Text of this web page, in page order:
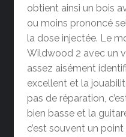
obtient ainsi un bois
ou moins prononcé
la dose injectée. Le
Wildwood 2 avec un
assez aisément
excellent et la
pas de réparation,
bien basse et la
c’est souvent un